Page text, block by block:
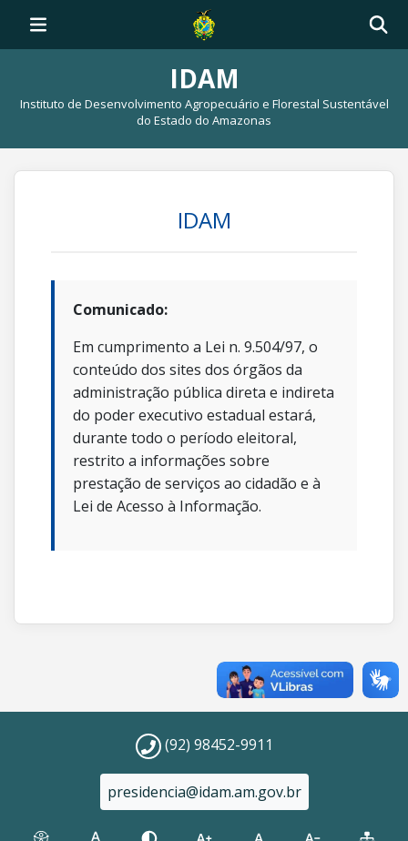
IDAM
Instituto de Desenvolvimento Agropecuário e Florestal Sustentável
do Estado do Amazonas
IDAM
Comunicado:
Em cumprimento a Lei n. 9.504/97, o
conteúdo dos sites dos órgãos da
administração pública direta e indireta
do poder executivo estadual estará,
durante todo o período eleitoral,
restrito a informações sobre
prestação de serviços ao cidadão e à
Lei de Acesso à Informação.
(92) 98452-9911
presidencia@idam.am.gov.br